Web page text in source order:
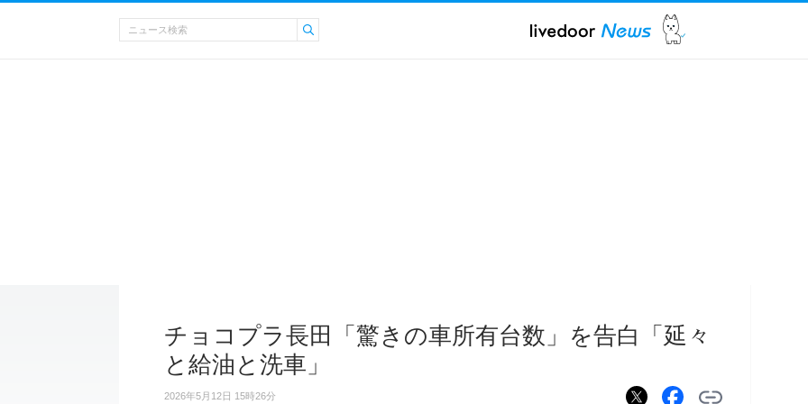
チョコプラ長田「驚きの車所有台数」を告白「延々
と給油と洗車」
2026年5月12日 15時26分